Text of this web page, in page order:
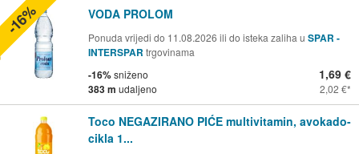
VODA PROLOM
Ponuda vrijedi do 11.08.2026 ili do isteka zaliha u SPAR -
INTERSPAR trgovinama
-16%sniženo
383 m udaljeno
1,69 €
2,02 €
-16%
Toco NEGAZIRANO PIĆE multivitamin, avokado-
cikla 1...